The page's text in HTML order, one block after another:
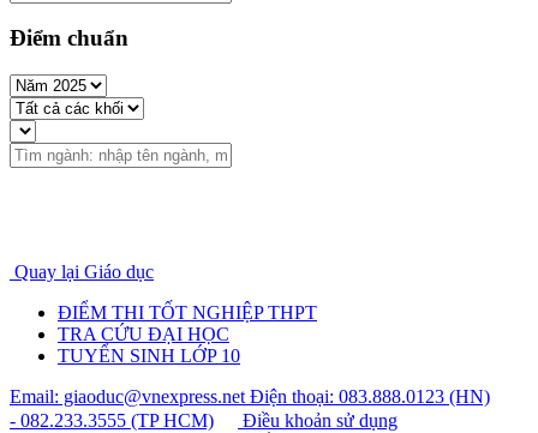
Điểm chuẩn
Quay lại Giáo dục
ĐIỂM THI TỐT NGHIỆP THPT
TRA CỨU ĐẠI HỌC
TUYỂN SINH LỚP 10
Email: giaoduc@vnexpress.net Điện thoại: 083.888.0123 (HN)
- 082.233.3555 (TP HCM)
Điều khoản sử dụng